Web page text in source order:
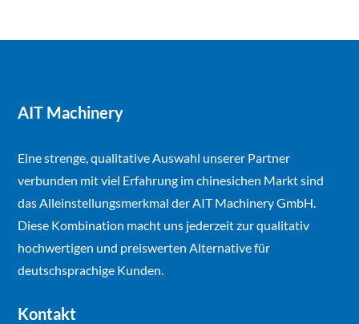
AIT Machinery
Eine strenge, qualitative Auswahl unserer Partner
verbunden mit viel Erfahrung im chinesichen Markt sind
das Alleinstellungsmerkmal der AIT Machinery GmbH.
Diese Kombination macht uns jederzeit zur qualitativ
hochwertigen und preiswerten Alternative für
deutschsprachige Kunden.
Kontakt